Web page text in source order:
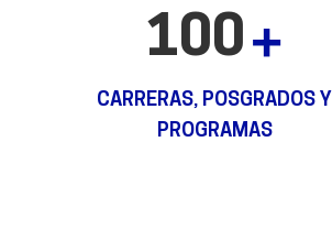
100
CARRERAS, POSGRADOS Y
PROGRAMAS